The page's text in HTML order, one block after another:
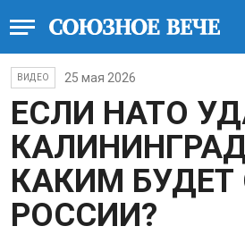
ВИДЕО 25 мая 2026
ЕСЛИ НАТО
КАКИМ БУДЕТ
РОССИИ?